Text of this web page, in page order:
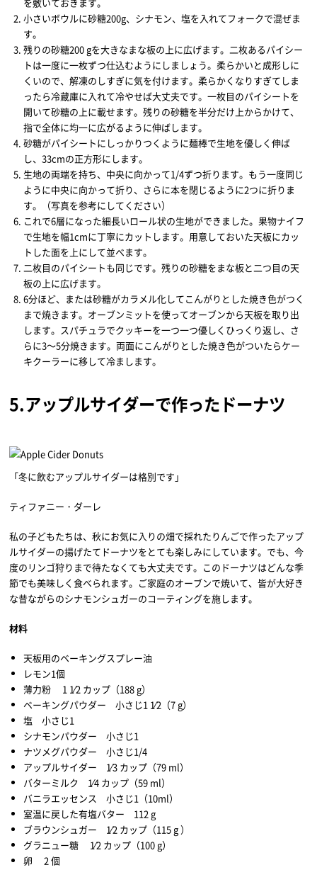
小さいボウルに砂糖200g、シナモン、塩を入れてフォークで混ぜま
す。
残りの砂糖200 gを大きなまな板の上に広げます。二枚あるパイシー
トは一度に一枚ずつ仕込むようにしましょう。柔らかいと成形しに
くいので、解凍のしすぎに気を付けます。柔らかくなりすぎてしま
ったら冷蔵庫に入れて冷やせば大丈夫です。一枚目のパイシートを
開いて砂糖の上に載せます。残りの砂糖を半分だけ上からかけて、
指で全体に均一に広がるように伸ばします。
砂糖がパイシートにしっかりつくように麺棒で生地を優しく伸ば
し、33cmの正方形にします。
生地の両端を持ち、中央に向かって1/4ずつ折ります。もう一度同じ
ように中央に向かって折り、さらに本を閉じるように2つに折りま
す。（写真を参考にしてください）
これで6層になった細長いロール状の生地ができました。果物ナイフ
で生地を幅1cmに丁寧にカットします。用意しておいた天板にカッ
トした面を上にして並べます。
二枚目のパイシートも同じです。残りの砂糖をまな板と二つ目の天
板の上に広げます。
6分ほど、または砂糖がカラメル化してこんがりとした焼き色がつく
まで焼きます。オーブンミットを使ってオーブンから天板を取り出
します。スパチュラでクッキーを一つ一つ優しくひっくり返し、さ
らに3～5分焼きます。両面にこんがりとした焼き色がついたらケー
キクーラーに移して冷まします。
5.アップルサイダーで作ったドーナツ
「冬に飲むアップルサイダーは格別です」
ティファニー・ダーレ
私の子どもたちは、秋にお気に入りの畑で採れたりんごで作ったアップ
ルサイダーの揚げたてドーナツをとても楽しみにしています。でも、今
度のリンゴ狩りまで待たなくても大丈夫です。このドーナツはどんな季
節でも美味しく食べられます。ご家庭のオーブンで焼いて、皆が大好き
な昔ながらのシナモンシュガーのコーティングを施します。
材料
天板用のベーキングスプレー油
レモン1個
薄力粉 1 1⁄2 カップ（188 g）
ベーキングパウダー 小さじ1 1⁄2（7 g）
塩 小さじ1
シナモンパウダー 小さじ1
ナツメグパウダー 小さじ1/4
アップルサイダー 1⁄3 カップ（79 ml）
バターミルク 1⁄4 カップ（59 ml）
バニラエッセンス 小さじ1（10ml）
室温に戻した有塩バター 112 g
ブラウンシュガー 1⁄2 カップ（115 g ）
グラニュー糖 1⁄2 カップ（100 g）
卵 2 個